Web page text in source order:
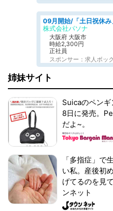
株式会社パソナ
大阪府 大阪市
時給2,300円
正社員
スポンサー：求人ボッ
姉妹サイト
Suicaのペン
8日に発売。
だよ~。
「多指症」で
い私。産後初
げてるのを見
ンネット